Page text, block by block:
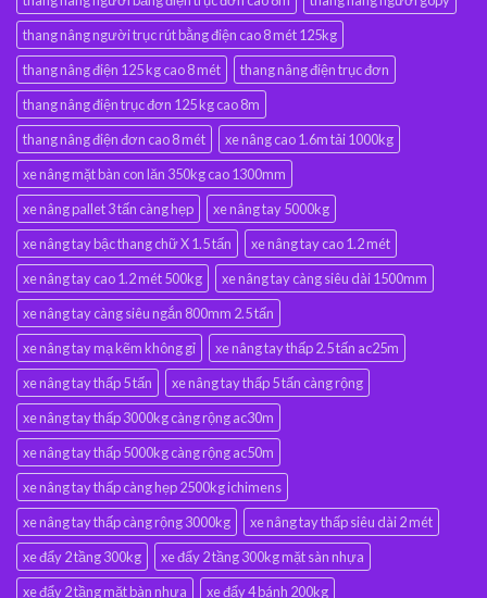
thang nâng người trục rút bằng điện cao 8 mét 125kg
thang nâng điện 125 kg cao 8 mét
thang nâng điện trục đơn
thang nâng điện trục đơn 125 kg cao 8m
thang nâng điện đơn cao 8 mét
xe nâng cao 1.6m tải 1000kg
xe nâng mặt bàn con lăn 350kg cao 1300mm
xe nâng pallet 3 tấn càng hẹp
xe nâng tay 5000kg
xe nâng tay bậc thang chữ X 1.5 tấn
xe nâng tay cao 1.2 mét
xe nâng tay cao 1.2 mét 500kg
xe nâng tay càng siêu dài 1500mm
xe nâng tay càng siêu ngắn 800mm 2.5 tấn
xe nâng tay mạ kẽm không gỉ
xe nâng tay thấp 2.5 tấn ac25m
xe nâng tay thấp 5 tấn
xe nâng tay thấp 5 tấn càng rộng
xe nâng tay thấp 3000kg càng rộng ac30m
xe nâng tay thấp 5000kg càng rộng ac50m
xe nâng tay thấp càng hẹp 2500kg ichimens
xe nâng tay thấp càng rộng 3000kg
xe nâng tay thấp siêu dài 2 mét
xe đẩy 2 tầng 300kg
xe đẩy 2 tầng 300kg mặt sàn nhựa
xe đẩy 2 tầng mặt bàn nhựa
xe đẩy 4 bánh 200kg